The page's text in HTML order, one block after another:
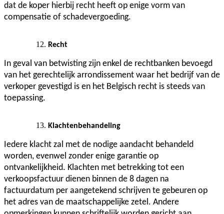
dat de koper hierbij recht heeft op enige vorm van
compensatie of schadevergoeding.
Recht
In geval van betwisting zijn enkel de rechtbanken bevoegd
van het gerechtelijk arrondissement waar het bedrijf van de
verkoper gevestigd is en het Belgisch recht is steeds van
toepassing.
Klachtenbehandeling
Iedere klacht zal met de nodige aandacht behandeld
worden, evenwel zonder enige garantie op
ontvankelijkheid. Klachten met betrekking tot een
verkoopsfactuur dienen binnen de 8 dagen na
factuurdatum per aangetekend schrijven te gebeuren op
het adres van de maatschappelijke zetel. Andere